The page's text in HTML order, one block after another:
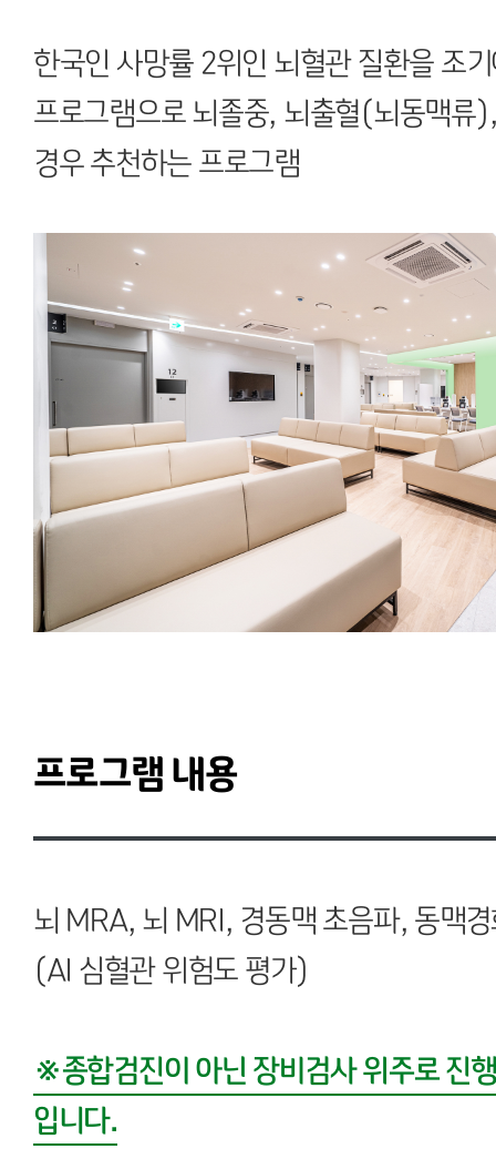
한국인 사망률 2위인 뇌혈관 질환을 조
프로그램으로 뇌졸중, 뇌출혈(뇌동맥류
경우 추천하는 프로그램
프로그램 내용
뇌 MRA, 뇌 MRI, 경동맥 초음파, 동맥
(AI 심혈관 위험도 평가)
※종합검진이 아닌 장비검사 위주로 진
입니다.